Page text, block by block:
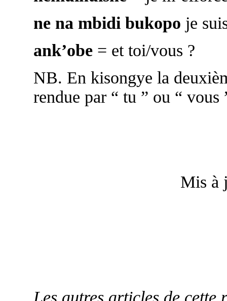
ne na mbidi bukopo je
ank’obe= et toi/vous ?
NB. En kisongye la
rendue par “ tu ” ou “ vous
Mis à